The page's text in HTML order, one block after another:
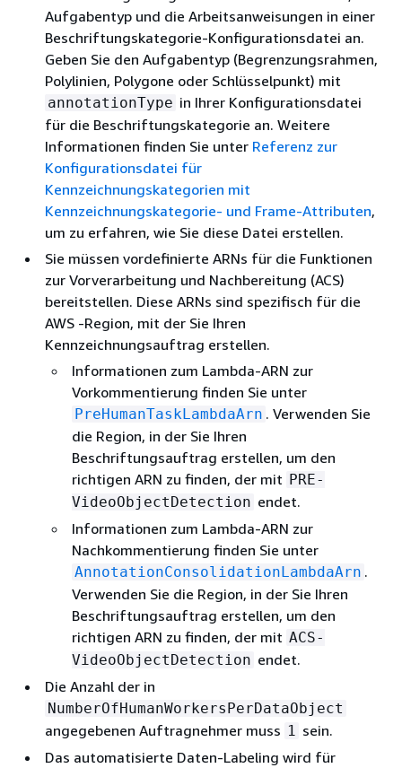
Aufgabentyp und die Arbeitsanweisungen in einer
Beschriftungskategorie-Konfigurationsdatei an.
Geben Sie den Aufgabentyp (Begrenzungsrahmen,
Polylinien, Polygone oder Schlüsselpunkt) mit
annotationType in Ihrer Konfigurationsdatei
für die Beschriftungskategorie an. Weitere
Informationen finden Sie unter Referenz zur
Konfigurationsdatei für
Kennzeichnungskategorien mit
Kennzeichnungskategorie- und Frame-Attributen,
um zu erfahren, wie Sie diese Datei erstellen.
Sie müssen vordefinierte ARNs für die Funktionen
zur Vorverarbeitung und Nachbereitung (ACS)
bereitstellen. Diese ARNs sind spezifisch für die
AWS -Region, mit der Sie Ihren
Kennzeichnungsauftrag erstellen.
Informationen zum Lambda-ARN zur
Vorkommentierung finden Sie unter
PreHumanTaskLambdaArn . Verwenden Sie
die Region, in der Sie Ihren
Beschriftungsauftrag erstellen, um den
richtigen ARN zu finden, der mit PRE-
VideoObjectDetection endet.
Informationen zum Lambda-ARN zur
Nachkommentierung finden Sie unter
AnnotationConsolidationLambdaArn .
Verwenden Sie die Region, in der Sie Ihren
Beschriftungsauftrag erstellen, um den
richtigen ARN zu finden, der mit ACS-
VideoObjectDetection endet.
Die Anzahl der in
NumberOfHumanWorkersPerDataObject
angegebenen Auftragnehmer muss 1 sein.
Das automatisierte Daten-Labeling wird für